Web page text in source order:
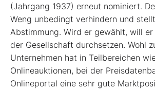
(Jahrgang 1937) erneut nominiert.
Weng unbedingt verhindern und
Abstimmung. Wird er gewählt, will er
der Gesellschaft durchsetzen. Wohl
Unternehmen hat in Teilbereichen
Onlineauktionen, bei der
Onlineportal eine sehr gute